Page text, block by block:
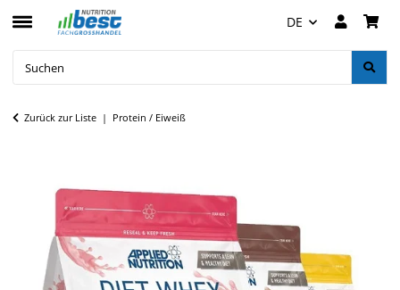
DE
Zurück zur Liste Protein / Eiweiß